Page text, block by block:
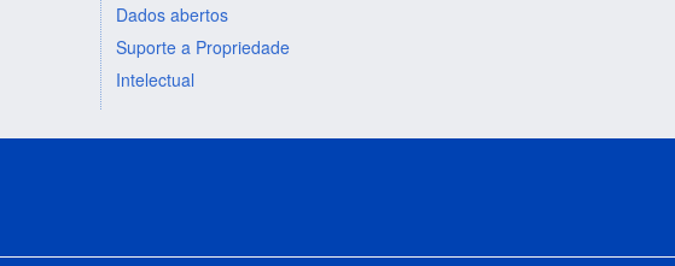
Dados abertos
Suporte a Propriedade
Intelectual